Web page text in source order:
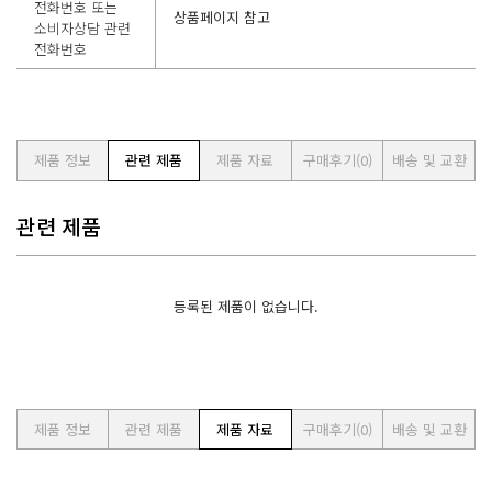
전화번호 또는
소비자상담 관련
전화번호
상품페이지 참고
제품 정보 관련 제품 제품 자료 구매후기(0) 배송 및 교환
관련 제품
등록된 제품이 없습니다.
제품 정보 관련 제품 제품 자료 구매후기(0) 배송 및 교환